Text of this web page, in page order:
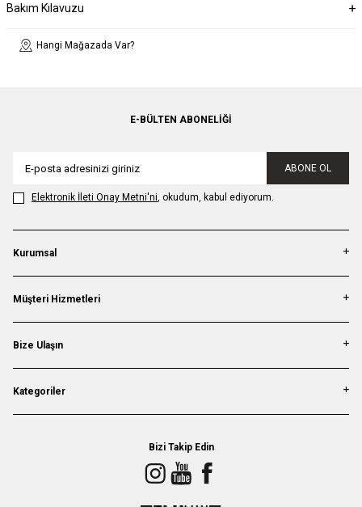
Bakım Kılavuzu
Hangi Mağazada Var?
E-BÜLTEN ABONELIĞI
ABONE OL
Elektronik İleti Onay Metni'ni, okudum, kabul ediyorum.
Kurumsal
Müşteri Hizmetleri
Bize Ulaşın
Kategoriler
Bizi Takip Edin